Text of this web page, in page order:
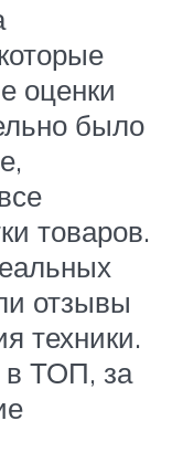
оценки
было
товаров.
отзывы
техники.
в ТОП, за